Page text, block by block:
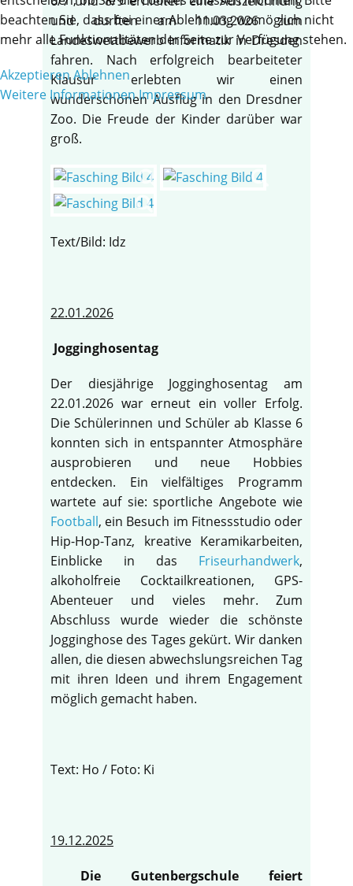
und durften am 11.03.2026 zum
Landeswettbewerb Informatik in Dresden
fahren. Nach erfolgreich bearbeiteter
Klausur erlebten wir einen
wunderschönen Ausflug in den Dresdner
Zoo. Die Freude der Kinder darüber war
groß.
Text/Bild: Idz
22.01.2026
Jogginghosentag
Der diesjährige Jogginghosentag am
22.01.2026 war erneut ein voller Erfolg.
Die Schülerinnen und Schüler ab Klasse 6
konnten sich in entspannter Atmosphäre
ausprobieren und neue Hobbies
entdecken. Ein vielfältiges Programm
wartete auf sie: sportliche Angebote wie
Football, ein Besuch im Fitnessstudio oder
Hip-Hop-Tanz, kreative Keramikarbeiten,
Einblicke in das Friseurhandwerk,
alkoholfreie Cocktailkreationen, GPS-
Abenteuer und vieles mehr. Zum
Abschluss wurde wieder die schönste
Jogginghose des Tages gekürt. Wir danken
allen, die diesen abwechslungsreichen Tag
mit ihren Ideen und ihrem Engagement
möglich gemacht haben.
Text: Ho / Foto: Ki
19.12.2025
Die Gutenbergschule feiert
beachten Sie, dass bei einer Ablehnung womöglich nicht
mehr alle Funktionalitäten der Seite zur Verfügung stehen.
AkzeptierenAblehnen
Weitere Informationen Impressum